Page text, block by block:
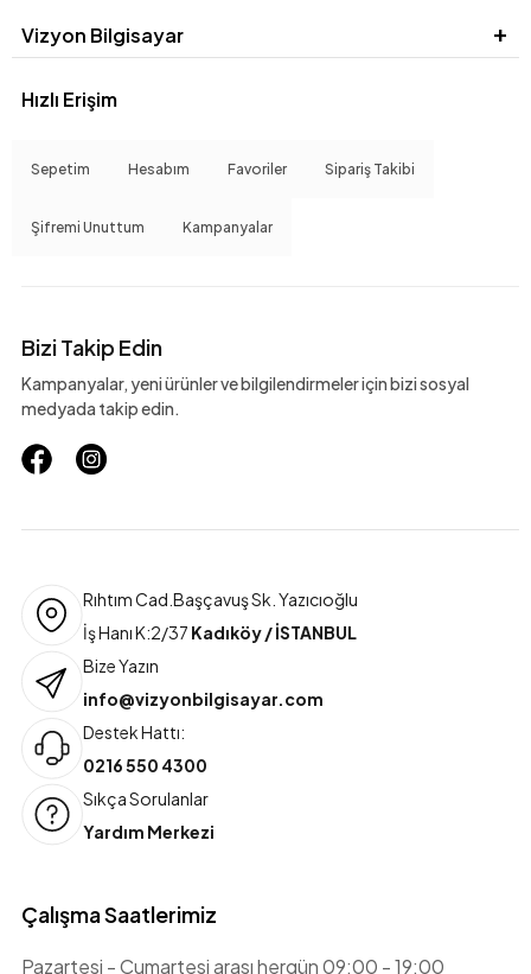
Vizyon Bilgisayar
Hızlı Erişim
Sepetim Hesabım Favoriler Sipariş Takibi
Şifremi Unuttum Kampanyalar
Bizi Takip Edin
Kampanyalar, yeni ürünler ve bilgilendirmeler için bizi sosyal
medyada takip edin.
Rıhtım Cad.Başçavuş Sk. Yazıcıoğlu
İş Hanı K:2/37 Kadıköy / İSTANBUL
Bize Yazın
info@vizyonbilgisayar.com
Destek Hattı:
0216 550 4300
Sıkça Sorulanlar
Yardım Merkezi
Çalışma Saatlerimiz
Pazartesi - Cumartesi arası hergün 09:00 - 19:00